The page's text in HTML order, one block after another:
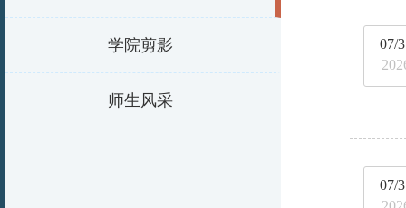
学院剪影
师生风采
07/
07/